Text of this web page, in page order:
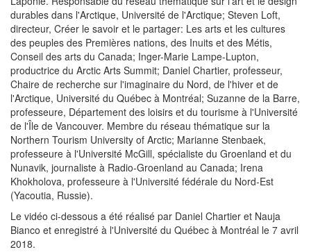
durables dans l'Arctique, Université de l'Arctique; Steven Loft,
directeur, Créer le savoir et le partager: Les arts et les cultures
des peuples des Premières nations, des Inuits et des Métis,
Conseil des arts du Canada; Inger-Marie Lampe-Lupton,
productrice du Arctic Arts Summit; Daniel Chartier, professeur,
Chaire de recherche sur l'imaginaire du Nord, de l'hiver et de
l'Arctique, Université du Québec à Montréal; Suzanne de la Barre,
professeure, Département des loisirs et du tourisme à l'Université
de l'Île de Vancouver. Membre du réseau thématique sur la
Northern Tourism University of Arctic; Marianne Stenbaek,
professeure à l'Université McGill, spécialiste du Groenland et du
Nunavik, journaliste à Radio-Groenland au Canada; Irena
Khokholova, professeure à l'Université fédérale du Nord-Est
(Yacoutia, Russie).
Le vidéo ci-dessous a été réalisé par Daniel Chartier et Nauja
Bianco et enregistré à l'Université du Québec à Montréal le 7 avril
2018.